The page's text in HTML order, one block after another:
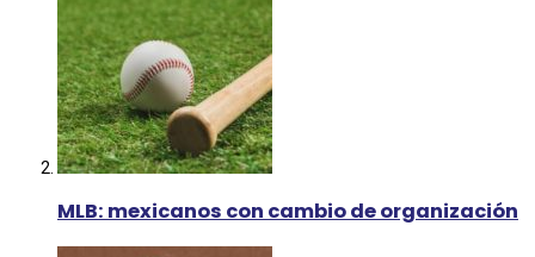
MLB: mexicanos con cambio de organización